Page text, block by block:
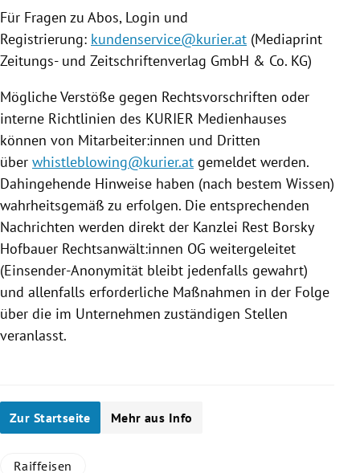
Für Fragen zu Abos, Login und
Registrierung: kundenservice@kurier.at (Mediaprint
Zeitungs- und Zeitschriftenverlag GmbH & Co. KG)
Mögliche Verstöße gegen Rechtsvorschriften oder
interne Richtlinien des KURIER Medienhauses
können von Mitarbeiter:innen und Dritten
über whistleblowing@kurier.at gemeldet werden.
Dahingehende Hinweise haben (nach bestem Wissen)
wahrheitsgemäß zu erfolgen. Die entsprechenden
Nachrichten werden direkt der Kanzlei Rest Borsky
Hofbauer Rechtsanwält:innen OG weitergeleitet
(Einsender-Anonymität bleibt jedenfalls gewahrt)
und allenfalls erforderliche Maßnahmen in der Folge
über die im Unternehmen zuständigen Stellen
veranlasst.
Zur Startseite Mehr aus Info
Raiffeisen